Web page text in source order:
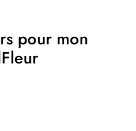
pour mon